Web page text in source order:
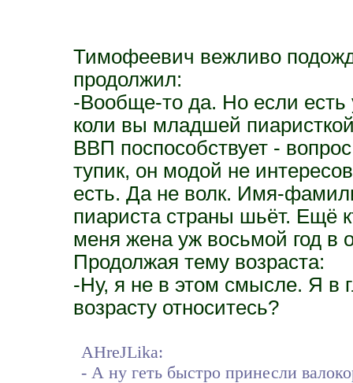
Тимофеевич вежливо
продолжил:
-Вообще-то да. Но если есть
коли вы младшей
ВВП поспособствует -
тупик, он модой не
есть. Да не волк. Имя-
пиариста страны шьёт. Ещё
меня жена уж восьмой год в
Продолжая тему возраста:
-Ну, я не в этом смысле. Я в
возрасту относитесь?
AHreJLika:
- А ну геть быстро принесли